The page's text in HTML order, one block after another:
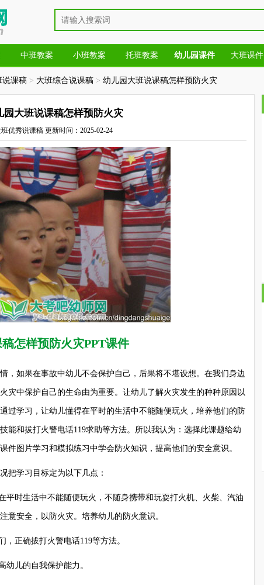
中班教案 小班教案 托班教案 幼儿园课件 大班课件
说课稿 > 大班综合说课稿 > 幼儿园大班说课稿怎样预防火灾
园大班说课稿怎样预防火灾
班优秀说课稿 更新时间：2025-02-24
怎样预防火灾PPT课件
如果在事故中幼儿不会保护自己，后果将不堪设想。在我们身边
灾中保护自己的生命由为重要。让幼儿了解火灾发生的种种原因以
过学习，让幼儿懂得在平时的生活中不能随便玩火，培养他们的防
能和拔打火警电话119求助等方法。所以我认为：选择此课题给幼
件图片学习和模拟练习中学会防火知识，提高他们的安全意识。
学习目标定为以下几点：
时生活中不能随便玩火，不随身携带和玩耍打火机、火柴、汽油
意安全，以防火灾。培养幼儿的防火意识。
正确拔打火警电话119等方法。
儿的自我保护能力。